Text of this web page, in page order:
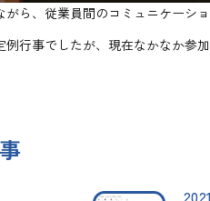
ら、従業員間のコミュニケーショ
行事でしたが、現在なかなか参